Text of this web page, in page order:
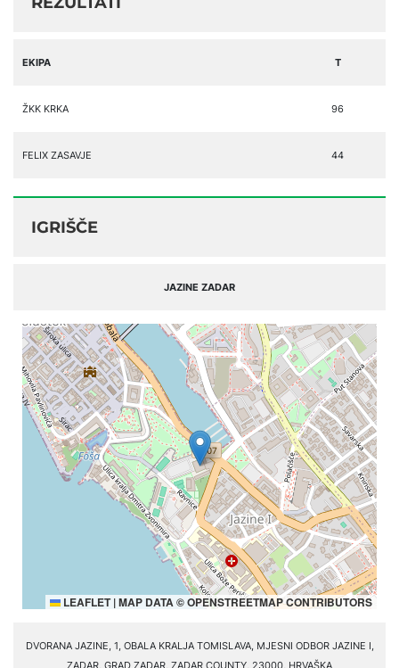
EKIPA T
ŽKK KRKA 96
FELIX ZASAVJE 44
IGRIŠČE
JAZINE ZADAR
LEAFLET |MAP DATA ©OPENSTREETMAPCONTRIBUTORS
DVORANA JAZINE, 1, OBALA KRALJA TOMISLAVA, MJESNI ODBOR JAZINE I,
ZADAR, GRAD ZADAR, ZADAR COUNTY, 23000, HRVAŠKA